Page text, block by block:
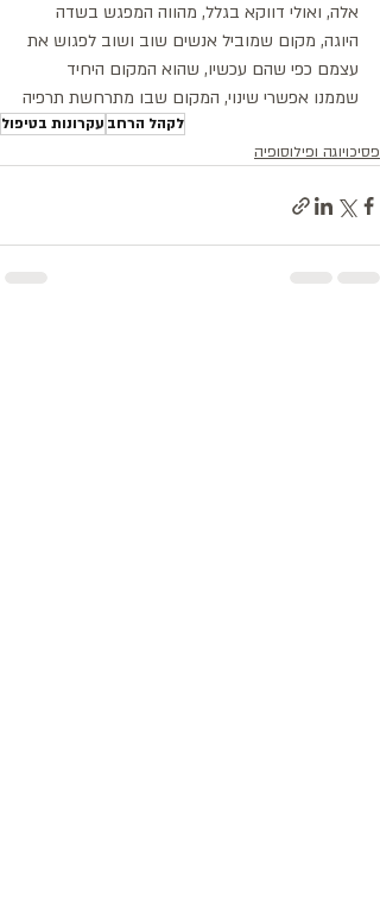
אלה, ואולי דווקא בגלל, מהווה המפגש בשדה
היוגה, מקום שמוביל אנשים שוב ושוב לפגוש את
עצמם כפי שהם עכשיו, שהוא המקום היחיד
שממנו אפשרי שינוי, המקום שבו מתרחשת תרפיה
לקהל הרחב עקרונות בטיפול
פסיכויוגה ופילוסופיה